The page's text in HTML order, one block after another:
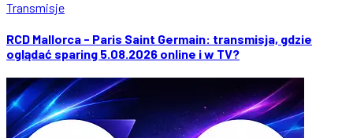
Transmisje
RCD Mallorca - Paris Saint Germain: transmisja, gdzie
oglądać sparing 5.08.2026 online i w TV?